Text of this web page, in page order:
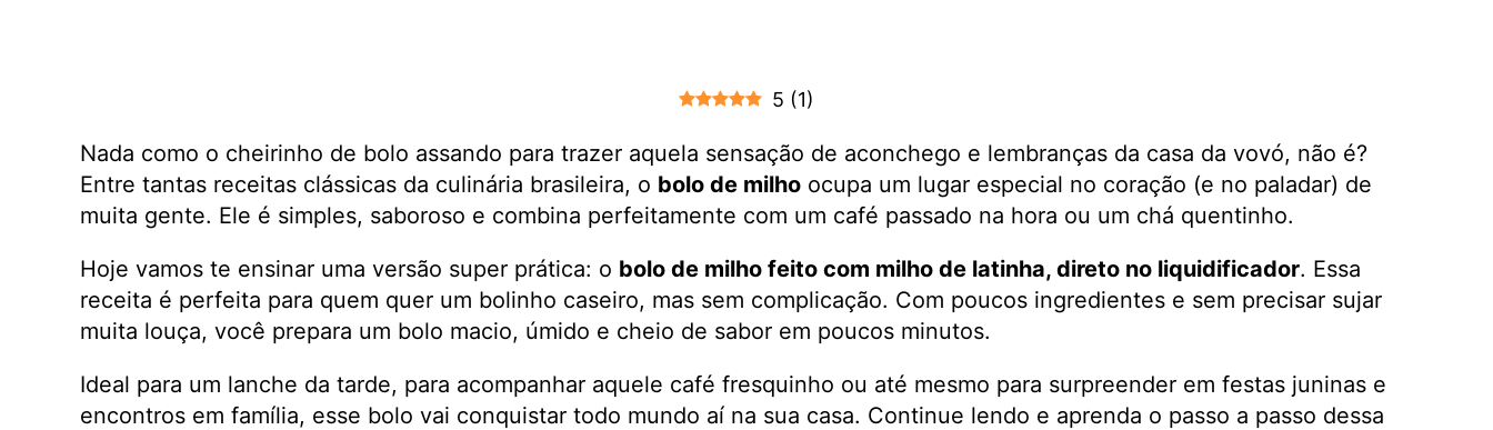
5 (1)
Nada como o cheirinho de bolo assando para trazer aquela sensação de aconchego e lembranças da casa da vovó, não é?
Entre tantas receitas clássicas da culinária brasileira, o bolo de milho ocupa um lugar especial no coração (e no paladar) de
muita gente. Ele é simples, saboroso e combina perfeitamente com um café passado na hora ou um chá quentinho.
Hoje vamos te ensinar uma versão super prática: o bolo de milho feito com milho de latinha, direto no liquidificador. Essa
receita é perfeita para quem quer um bolinho caseiro, mas sem complicação. Com poucos ingredientes e sem precisar sujar
muita louça, você prepara um bolo macio, úmido e cheio de sabor em poucos minutos.
Ideal para um lanche da tarde, para acompanhar aquele café fresquinho ou até mesmo para surpreender em festas juninas e
encontros em família, esse bolo vai conquistar todo mundo aí na sua casa. Continue lendo e aprenda o passo a passo dessa